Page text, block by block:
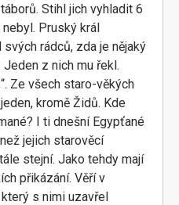
Stihl jich vyhladit 6
Pruský král
rádců, zda je nějaký
z nich mu řekl.
Ze všech staro-věkých
kromě Židů. Kde
I ti dnešní Egypťané
jejich starověcí
stejní. Jako tehdy mají
přikázání. Věří v
s nimi uzavřel